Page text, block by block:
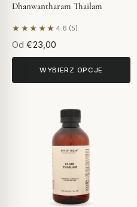
Dhanwantharam Thailam
★★★★★ 4.6 (5)
Na podstawie 5 opinii
Od €23,00
WYBIERZ OPCJE